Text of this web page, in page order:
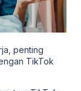
penting
TikTok